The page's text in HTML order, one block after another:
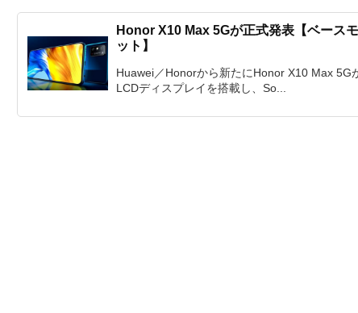
Honor X10 Max 5Gが正式発表【ベース
ット】
Huawei／Honorから新たにHonor X10 Max 5G
LCDディスプレイを搭載し、So...